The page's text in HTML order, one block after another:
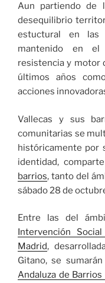
Aun partiendo de
desequilibrio
estuctural en las
mantenido en
resistencia y motor
últimos años
acciones
Vallecas y sus
comunitarias se
históricamente por
identidad,
barrios, tanto del
sábado 28 de
Entre las del
Intervención
Madrid,
Gitano, se
Andaluza de Barrios